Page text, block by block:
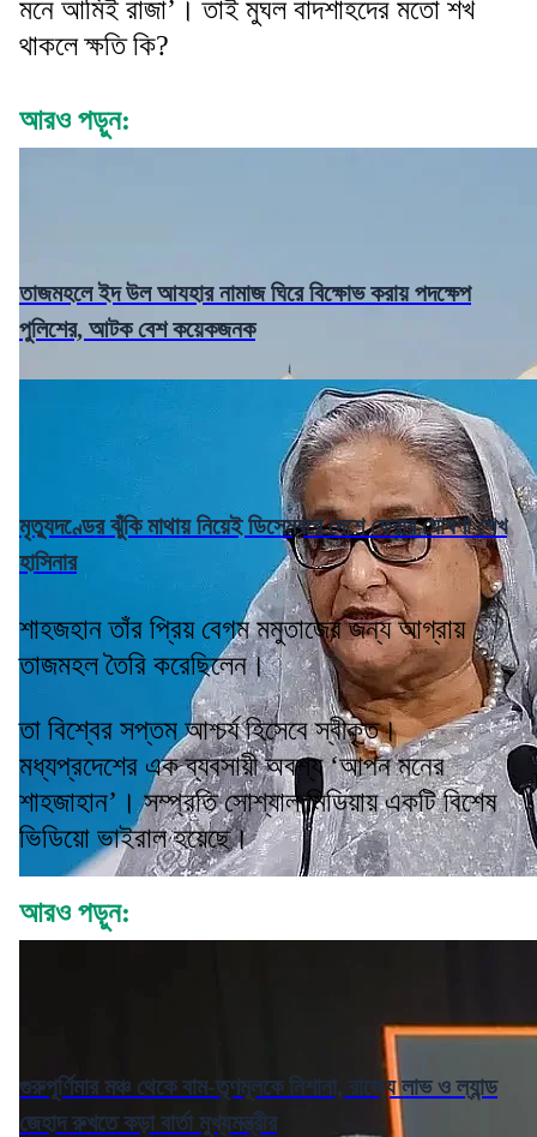
মনে আমিই রাজা’। তাই মুঘল বাদশাহদের মতো শখ
থাকলে ক্ষতি কি?
আরও পড়ুন:
তাজমহলে ইদ উল আযহার নামাজ ঘিরে বিক্ষোভ করায় পদক্ষেপ
পুলিশের, আটক বেশ কয়েকজনক
মৃত্যুদণ্ডের ঝুঁকি মাথায় নিয়েই ডিসেম্বরে দেশে ফেরার ঘোষণা শেখ
হাসিনার
শাহজহান তাঁর প্রিয় বেগম মমুতাজের জন্য আগ্রায়
তাজমহল তৈরি করেছিলেন।
তা বিশ্বের সপ্তম আশ্চর্য হিসেবে স্বীকৃত।
মধ্যপ্রদেশের এক ব্যবসায়ী অবশ্য ‘আপন মনের
শাহজাহান’। সম্প্রতি সোশ্যাল মিডিয়ায় একটি বিশেষ
ভিডিয়ো ভাইরাল হয়েছে।
আরও পড়ুন:
গুরুপূর্ণিমার মঞ্চ থেকে বাম-তৃণমূলকে নিশানা, রাজ্যে লাভ ও ল্যান্ড
জেহাদ রুখতে কড়া বার্তা মুখ্যমন্ত্রীর